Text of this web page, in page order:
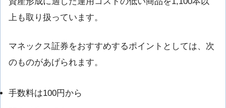
上も取り扱っています。
マネックス証券をおすすめするポイントとしては、次
のものがあげられます。
手数料は100円から